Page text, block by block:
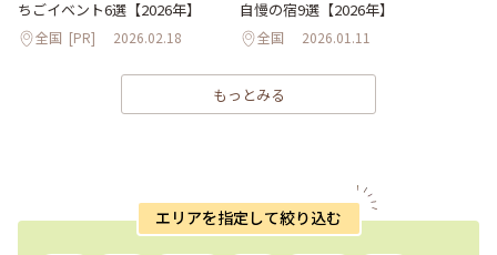
ちごイベント6選【2026年】
全国 [PR] 2026.02.18
自慢の宿9選【2026年】
全国 2026.01.11
もっとみる
エリアを指定して絞り込む